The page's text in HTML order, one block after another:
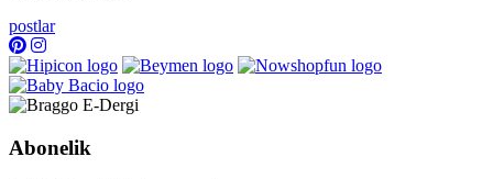
postlar
Abonelik